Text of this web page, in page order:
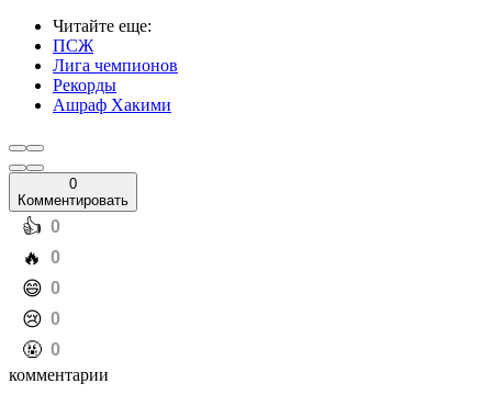
Читайте еще:
ПСЖ
Лига чемпионов
Рекорды
Ашраф Хакими
0
Комментировать
️👍 0
️🔥 0
️😄 0
️😢 0
️🤬 0
комментарии